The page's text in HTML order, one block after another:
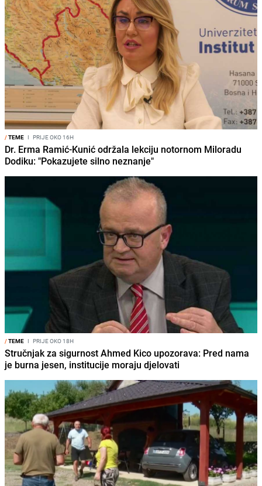
/TEME I PRIJE OKO 16H
Dr. Erma Ramić-Kunić održala lekciju notornom Miloradu
Dodiku: "Pokazujete silno neznanje"
/TEME I PRIJE OKO 18H
Stručnjak za sigurnost Ahmed Kico upozorava: Pred nama
je burna jesen, institucije moraju djelovati